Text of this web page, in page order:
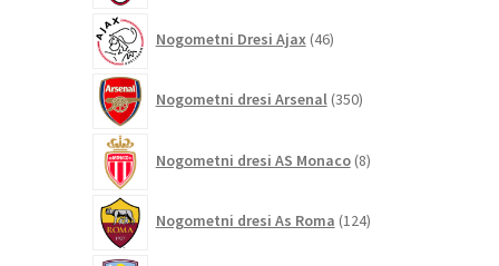
Nogometni Dresi Ajax 46izdelkov
Nogometni dresi Arsenal 350izdelkov
Nogometni dresi AS Monaco 8izdelkov
Nogometni dresi As Roma 124izdelkov